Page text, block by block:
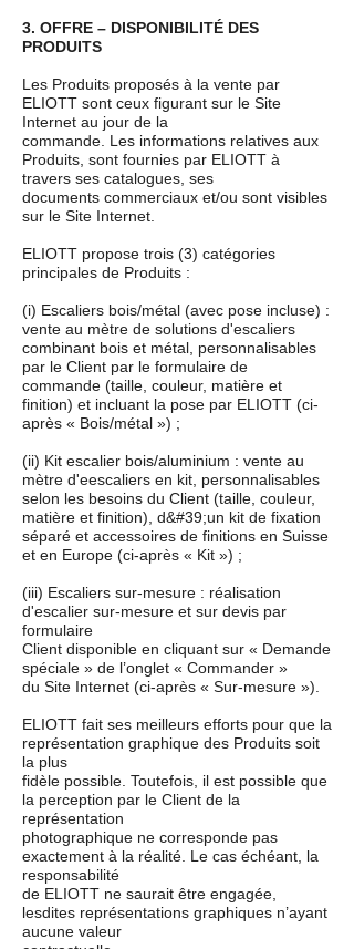
3. OFFRE – DISPONIBILITÉ DES
PRODUITS
Les Produits proposés à la vente par
ELIOTT sont ceux figurant sur le Site
Internet au jour de la
commande. Les informations relatives aux
Produits, sont fournies par ELIOTT à
travers ses catalogues, ses
documents commerciaux et/ou sont visibles
sur le Site Internet.
ELIOTT propose trois (3) catégories
principales de Produits :
(i) Escaliers bois/métal (avec pose incluse) :
vente au mètre de solutions d'escaliers
combinant bois et métal, personnalisables
par le Client par le formulaire de
commande (taille, couleur, matière et
finition) et incluant la pose par ELIOTT (ci-
après « Bois/métal ») ;
(ii) Kit escalier bois/aluminium : vente au
mètre d'eescaliers en kit, personnalisables
selon les besoins du Client (taille, couleur,
matière et finition), d&#39;un kit de fixation
séparé et accessoires de finitions en Suisse
et en Europe (ci-après « Kit ») ;
(iii) Escaliers sur-mesure : réalisation
d'escalier sur-mesure et sur devis par
formulaire
Client disponible en cliquant sur « Demande
spéciale » de l’onglet « Commander »
du Site Internet (ci-après « Sur-mesure »).
ELIOTT fait ses meilleurs efforts pour que la
représentation graphique des Produits soit
la plus
fidèle possible. Toutefois, il est possible que
la perception par le Client de la
représentation
photographique ne corresponde pas
exactement à la réalité. Le cas échéant, la
responsabilité
de ELIOTT ne saurait être engagée,
lesdites représentations graphiques n’ayant
aucune valeur